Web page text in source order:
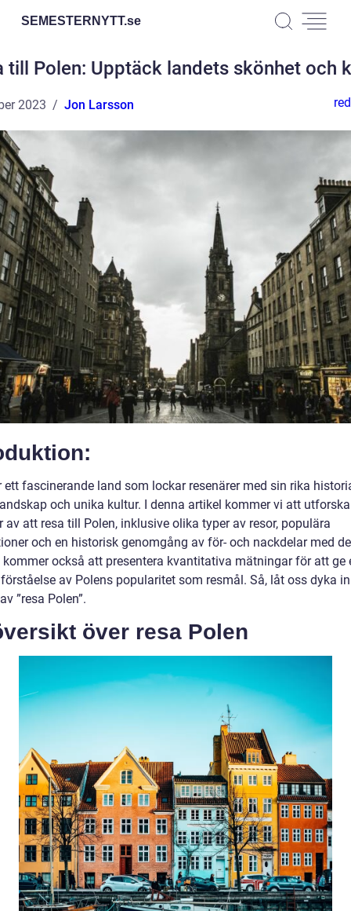
SEMESTERNYTT.se
till Polen: Upptäck landets skönhet och
2023 Jon Larsson
ett fascinerande land som lockar resenärer med sin rika
och unika kultur. I denna artikel kommer vi att
av att resa till Polen, inklusive olika typer av resor, populära
och en historisk genomgång av för- och nackdelar med
kommer också att presentera kvantitativa mätningar för att ge
av Polens popularitet som resmål. Så, låt oss dyka
”resa Polen”.
över resa Polen